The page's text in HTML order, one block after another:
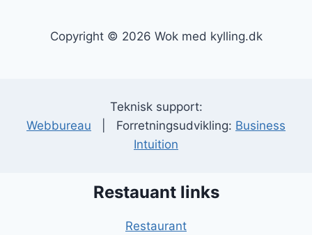
Copyright © 2026 Wok med kylling.dk
Teknisk support:
Webbureau | Forretningsudvikling: Business
Intuition
Restauant links
Restaurant